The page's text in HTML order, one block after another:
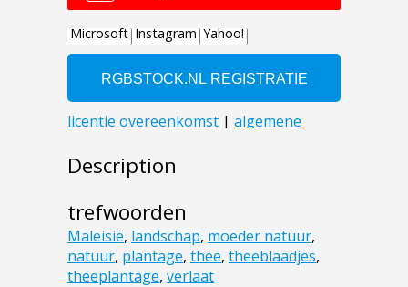
Description
trefwoorden
Maleisië, landschap, moeder natuur,
natuur, plantage, thee, theeblaadjes,
theeplantage, verlaat